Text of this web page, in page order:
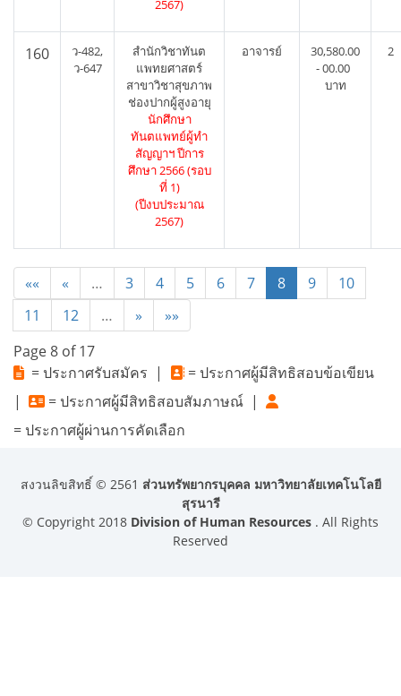
2567)
160
ว-482,
ว-647
สำนักวิชาทันต
แพทยศาสตร์
สาขาวิชาสุขภาพ
ช่องปากผู้สูงอายุ
นักศึกษา
ทันตแพทย์ผู้ทำ
สัญญาฯ ปีการ
ศึกษา 2566 (รอบ
ที่ 1)
(ปีงบประมาณ
2567)
อาจารย์
30,580.00
- 00.00
บาท
2
«« « … 3 4 5 6 7 8 9
10
11
12 … »
»»
Page 8 of 17
= ประกาศรับสมัคร |
= ประกาศผู้มีสิทธิสอบข้อเขียน
|
= ประกาศผู้มีสิทธิสอบสัมภาษณ์ |
= ประกาศผู้ผ่านการคัดเลือก
สงวนลิขสิทธิ์ © 2561 ส่วนทรัพยากรบุคคล มหาวิทยาลัยเทคโนโลยี
สุรนารี
© Copyright 2018 Division of Human Resources . All Rights
Reserved